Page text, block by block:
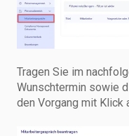
Tragen Sie im
Wunschtermin sowie
den Vorgang mit Klick